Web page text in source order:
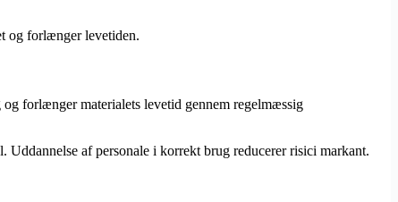
og forlænger levetiden.
forlænger materialets levetid gennem regelmæssig
af personale i korrekt brug reducerer risici markant.